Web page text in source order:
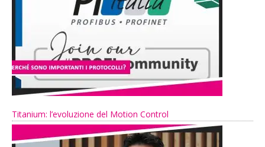
Titanium: l’evoluzione del Motion Control